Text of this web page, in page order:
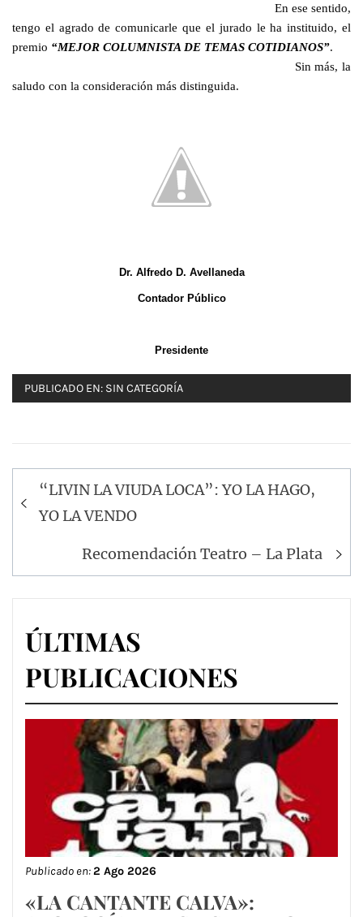
En ese sentido,
tengo el agrado de comunicarle que el jurado le ha instituido, el
premio “MEJOR COLUMNISTA DE TEMAS COTIDIANOS”.
Sin más, la
saludo con la consideración más distinguida.
Dr. Alfredo D. Avellaneda
Contador Público
Presidente
PUBLICADO EN: SIN CATEGORÍA
Navegación
de
“LIVIN LA VIUDA LOCA”: YO LA HAGO,
YO LA VENDO
Recomendación Teatro – La Plata
ÚLTIMAS
PUBLICACIONES
Publicado en:2 Ago 2026
«LA CANTANTE CALVA»: